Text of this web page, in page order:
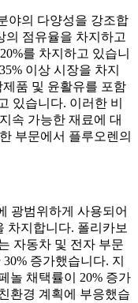
야의 다양성을 강조합
의 점유율을 차지하고
를 차지하고 있습니
이상 시장을 차지
품 및 윤활유를 포함
있습니다. 이러한 비
속 가능한 재료에 대
부문에서 플루오렌의
광범위하게 사용되어
차지합니다. 폴리카보
자동차 및 전자 부문
증가했습니다. 지
놀 채택률이 20% 증가
환경 계획에 부응했습